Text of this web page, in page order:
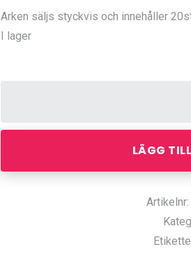
Arken säljs styckvis och innehåller
I lager
LÄGG